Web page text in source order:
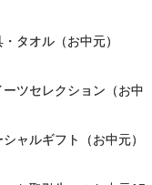
タオル（お中元）
ーツセレクション（お中
ャルギフト（お中元）